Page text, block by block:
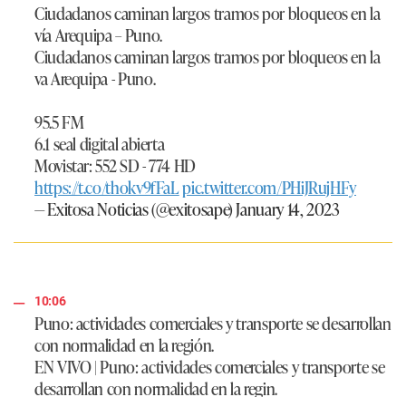
Ciudadanos caminan largos tramos por bloqueos en la
vía Arequipa – Puno.
Ciudadanos caminan largos tramos por bloqueos en la
va Arequipa - Puno.
95.5 FM
6.1 seal digital abierta
Movistar: 552 SD - 774 HD
https://t.co/thokv9fFaLpic.twitter.com/PHiJRujHFy
— Exitosa Noticias (@exitosape)January 14, 2023
10:06
Puno: actividades comerciales y transporte se desarrollan
con normalidad en la región.
EN VIVO | Puno: actividades comerciales y transporte se
desarrollan con normalidad en la regin.